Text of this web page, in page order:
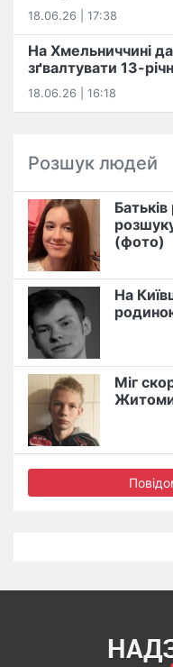
18.06.26 | 17:38
На Хмельниччині
зґвалтувати 13-
18.06.26 | 16:18
Розшук людей
(фото)
На
Міг